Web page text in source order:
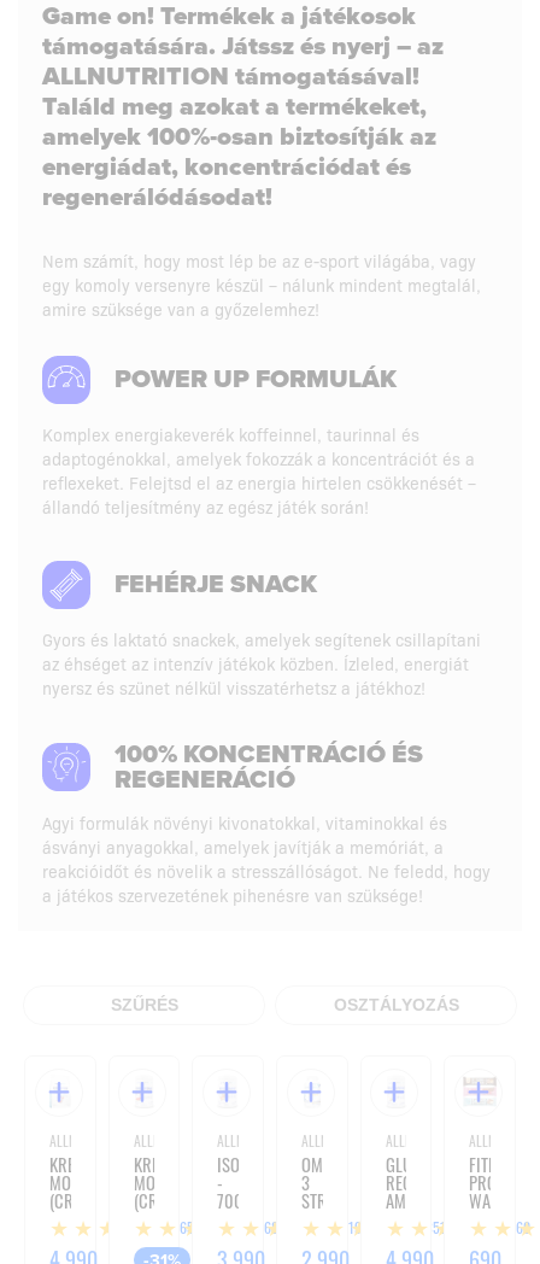
Game on! Termékek a játékosok
támogatására. Játssz és nyerj – az
ALLNUTRITION támogatásával!
Találd meg azokat a termékeket,
amelyek 100%-osan biztosítják az
energiádat, koncentrációdat és
regenerálódásodat!
Nem számít, hogy most lép be az e-sport világába, vagy
egy komoly versenyre készül – nálunk mindent megtalál,
amire szüksége van a győzelemhez!
POWER UP FORMULÁK
Komplex energiakeverék koffeinnel, taurinnal és
adaptogénokkal, amelyek fokozzák a koncentrációt és a
reflexeket. Felejtsd el az energia hirtelen csökkenését –
állandó teljesítmény az egész játék során!
FEHÉRJE SNACK
Gyors és laktató snackek, amelyek segítenek csillapítani
az éhséget az intenzív játékok közben. Ízleled, energiát
nyersz és szünet nélkül visszatérhetsz a játékhoz!
100% KONCENTRÁCIÓ ÉS
REGENERÁCIÓ
Agyi formulák növényi kivonatokkal, vitaminokkal és
ásványi anyagokkal, amelyek javítják a memóriát, a
reakcióidőt és növelik a stresszállóságot. Ne feledd, hogy
a játékos szervezetének pihenésre van szüksége!
SZŰRÉS OSZTÁLYOZÁS
ALLNUTRITION
KREATIN-
MONOHIDRÁT
(CREATINE
MUSCLE
MAX)
-
1655
ALLNUTRITION
KREATIN-
MONOHIDRÁT
(CREATINE
MUSCLE
MAX)
-
1685
ALLNUTRITION
ISOTONIC
-
700G
619
ALLNUTRITION
OMEGA
3
STRONG
90
KAPSZULA
351
ALLNUTRITION
GLUTAMINE
RECOVERY
AMINO
500G 160
FITKING
PROTEIN
WAFER
37G
-